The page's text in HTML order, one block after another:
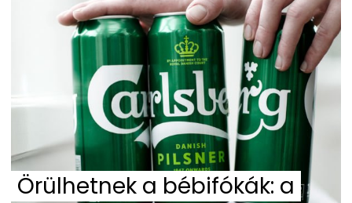
Örülhetnek a bébifókák: a